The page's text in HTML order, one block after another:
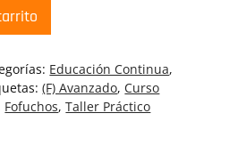
Educación Continua,
(F) Avanzado, Curso
Fofuchos,Taller Práctico